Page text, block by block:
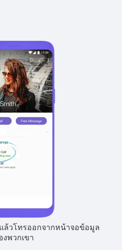
ล้วโทรออกจากหน้าจอข้อมูล
งพวกเขา